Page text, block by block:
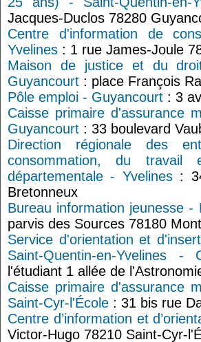
Jacques-Duclos 78280
Centre d'information de
Yvelines : 1 rue James-Joule
Maison de justice et du
Guyancourt : place François
Pôle emploi - Guyancourt : 3
Caisse primaire d'assurance
Guyancourt : 33 boulevard
Direction régionale des
consommation, du
départementale - Yvelines: 34
Bretonneux
Bureau information jeunesse -
parvis des Sources 78180
Service d'orientation et
Saint-Quentin-en-Yvelines -
l'étudiant 1 allée de
Caisse primaire d'assurance
Saint-Cyr-l'École : 31 bis rue
Centre d’information et
Victor-Hugo 78210 Saint-Cyr-